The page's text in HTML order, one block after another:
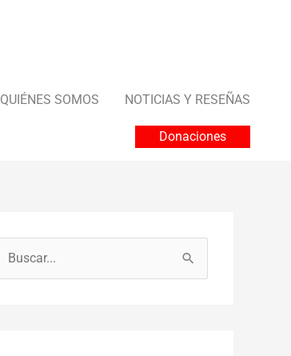
QUIÉNES SOMOS NOTICIAS Y RESEÑAS
Donaciones